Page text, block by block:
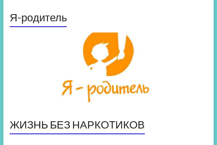
Я-родитель
ЖИЗНЬ БЕЗ НАРКОТИКОВ